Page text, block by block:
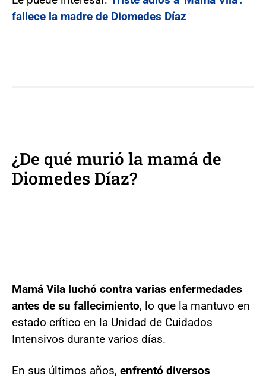
fallece la madre de Diomedes Díaz
¿De qué murió la mamá de
Diomedes Díaz?
Mamá Vila luchó contra varias enfermedades
antes de su fallecimiento, lo que la mantuvo en
estado crítico en la Unidad de Cuidados
Intensivos durante varios días.
En sus últimos años, enfrentó diversos